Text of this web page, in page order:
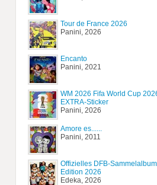
Tour de France 2026
Panini, 2026
Encanto
Panini, 2021
WM 2026 Fifa World Cup
EXTRA-Sticker
Panini, 2026
Amore es......
Panini, 2011
Offizielles DFB-Sammelalbum
Edition 2026
Edeka, 2026